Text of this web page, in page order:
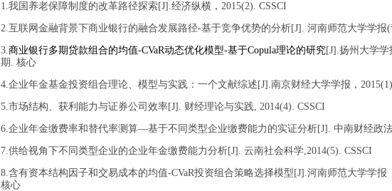
1.我国养老保障制度的改革路径探索[J].经济纵横， 2015(2). CSSCI
2.互联网金融背景下商业银行的融合发展路径-基于竞争优势的分析[J]. 河南师范大学学报(
3.商业银行多期贷款组合的均值-CVaR动态优化模型-基于Copula理论的研究[J].扬州大学学
期 . 核心
4.企业年金基金投资组合理论、模型与实践：一个文献综述 [J].南京财经大学学报，
5.市场结构、获利能力与证券公司效率[J]. 财经理论与实践, 2014(4). CSSCI
6.企业年金缴费率和替代率测算—基于不同类型企业缴费能力的实证分析[J]. 中南财经政
7.供给视角下不同类型企业的企业年金缴费能力分析[J]. 云南社会科学,2014(5). CSSCI
8.含有资本结构因子和交易成本的均值-CVaR投资组合策略选择模型 [J].河南师范大学学报
核心